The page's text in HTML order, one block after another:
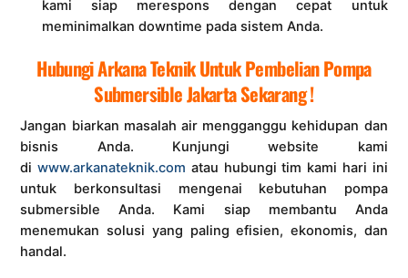
kami siap merespons dengan cepat untuk
meminimalkan downtime pada sistem Anda.
Hubungi Arkana Teknik Untuk Pembelian Pompa
Submersible Jakarta Sekarang !
Jangan biarkan masalah air mengganggu kehidupan dan
bisnis Anda. Kunjungi website kami
diwww.arkanateknik.com atau hubungi tim kami hari ini
untuk berkonsultasi mengenai kebutuhan pompa
submersible Anda. Kami siap membantu Anda
menemukan solusi yang paling efisien, ekonomis, dan
handal.